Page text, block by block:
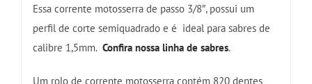
Essa corrente motosserra de passo 3/8″, possui um
perfil de corte semiquadrado e é ideal para sabres de
calibre 1,5mm. Confira nossa linha de sabres.
Um rolo de corrente motosserra contém 820 dentes